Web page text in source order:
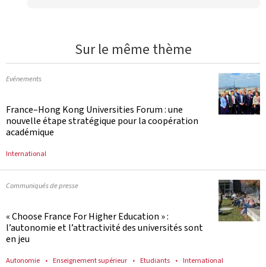
Sur le même thème
Evénements
France–Hong Kong Universities Forum : une
nouvelle étape stratégique pour la coopération
académique
International
Communiqués de presse
« Choose France For Higher Education » :
l’autonomie et l’attractivité des universités sont
en jeu
Autonomie Enseignement supérieur Etudiants International